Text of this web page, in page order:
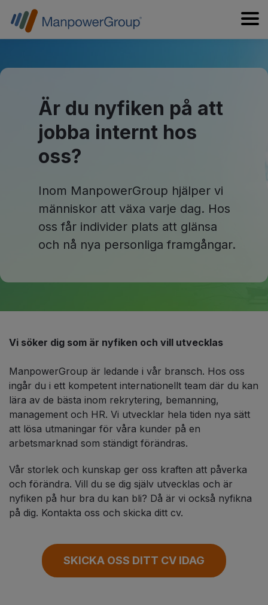
Är du nyfiken på att
jobba internt hos
oss?
Inom ManpowerGroup hjälper vi
människor att växa varje dag. Hos
oss får individer plats att glänsa
och nå nya personliga framgångar.
Vi söker dig som är nyfiken och vill utvecklas
ManpowerGroup är ledande i vår bransch. Hos oss
ingår du i ett kompetent internationellt team där du kan
lära av de bästa inom rekrytering, bemanning,
management och HR. Vi utvecklar hela tiden nya sätt
att lösa utmaningar för våra kunder på en
arbetsmarknad som ständigt förändras.
Vår storlek och kunskap ger oss kraften att påverka
och förändra. Vill du se dig själv utvecklas och är
nyfiken på hur bra du kan bli? Då är vi också nyfikna
på dig. Kontakta oss och skicka ditt cv.
SKICKA OSS DITT CV IDAG